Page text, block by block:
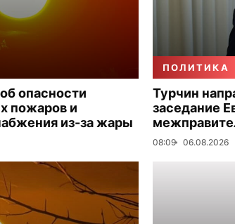
опасности
пожаров и
из-за жары
ПОЛИТИКА
Турчин
заседание
08:09 06.08.2026